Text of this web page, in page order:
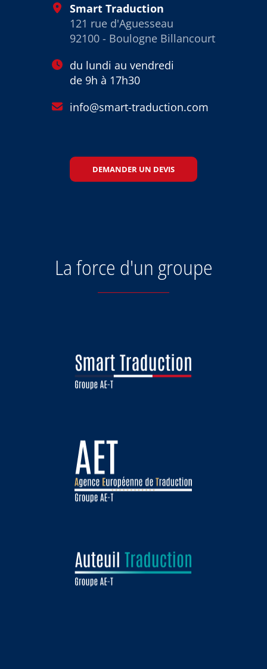
Smart Traduction
121 rue d'Aguesseau
92100 - Boulogne Billancourt
du lundi au vendredi
de 9h à 17h30
info@smart-traduction.com
DEMANDER UN DEVIS
La force d'un groupe